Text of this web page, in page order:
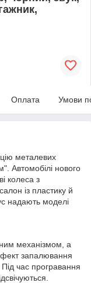
Оплата Умови
металевих
Автомобілі нового
колеса з
із пластику й
надають моделі
механізмом, а
запалювання
Під час програвання